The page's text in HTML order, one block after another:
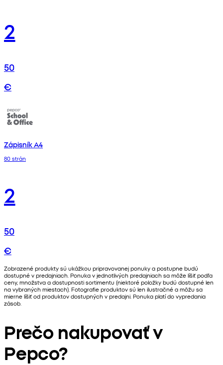
2
50
€
Zápisník A4
80 strán
2
50
€
Zobrazené produkty sú ukážkou pripravovanej ponuky a postupne budú
dostupné v predajniach. Ponuka v jednotlivých predajniach sa môže líšiť podľa
ceny, množstva a dostupnosti sortimentu (niektoré položky budú dostupné len
na vybraných miestach). Fotografie produktov sú len ilustračné a môžu sa
mierne líšiť od produktov dostupných v predajni. Ponuka platí do vypredania
zásob.
Prečo nakupovať v
Pepco?